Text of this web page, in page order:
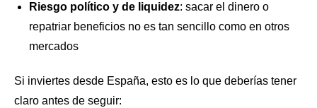
Riesgo político y de liquidez: sacar el dinero o
repatriar beneficios no es tan sencillo como en otros
mercados
Si inviertes desde España, esto es lo que deberías tener
claro antes de seguir: